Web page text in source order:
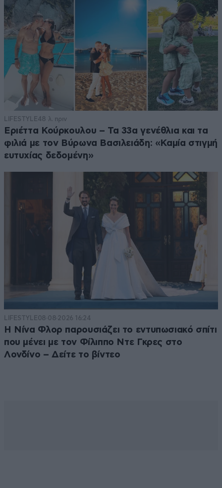
LIFESTYLE48 λ. πριν
Εριέττα Κούρκουλου – Τα 33α γενέθλια και τα
φιλιά με τον Βύρωνα Βασιλειάδη: «Καμία στιγμή
ευτυχίας δεδομένη»
LIFESTYLE08·08·2026 16:24
Η Νίνα Φλορ παρουσιάζει το εντυπωσιακό σπίτι
που μένει με τον Φίλιππο Ντε Γκρες στο
Λονδίνο – Δείτε το βίντεο